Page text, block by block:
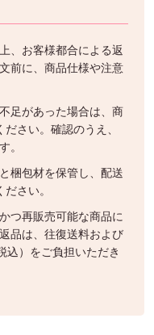
、お客様都合による返
前に、商品仕様や注意
足があった場合は、商
さい。確認のうえ、
。
梱包材を保管し、配送
さい。
つ再販売可能な商品に
品は、往復送料および
込）をご負担いただき